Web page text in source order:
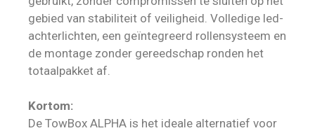
gebied van stabiliteit of veiligheid. Volledige led-
achterlichten, een geïntegreerd rollensysteem en
de montage zonder gereedschap ronden het
totaalpakket af.
Kortom:
De TowBox ALPHA is het ideale alternatief voor